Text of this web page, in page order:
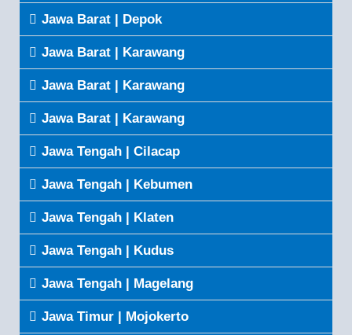
Jawa Barat | Depok
Jawa Barat | Karawang
Jawa Barat | Karawang
Jawa Barat | Karawang
Jawa Tengah | Cilacap
Jawa Tengah | Kebumen
Jawa Tengah | Klaten
Jawa Tengah | Kudus
Jawa Tengah | Magelang
Jawa Timur | Mojokerto